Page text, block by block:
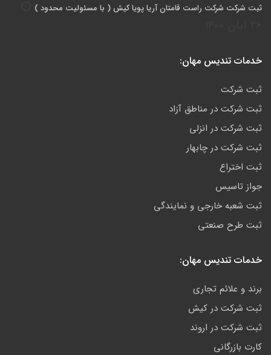
ثبت شرکت شرکت راست قامتان آریا پویا کيش ( با مسئوليت محدود )
خدمات تندیس مهان:
ثبت شرکت
ثبت شرکت در مناطق آزاد
ثبت شرکت در انزلی
ثبت شرکت در چابهار
ثبت اختراع
جواز تاسیس
ثبت شعبه خارجی و نمایندگی
ثبت طرح صنعتی
خدمات تندیس مهان:
برند و علائم تجاری
ثبت شرکت در کیش
ثبت شرکت در اروند
کارت بازرگانی